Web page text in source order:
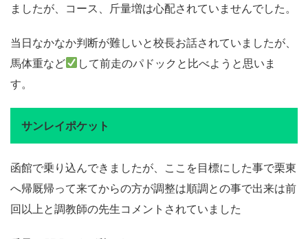
ましたが、コース、斤量増は心配されていませんでした。
当日なかなか判断が難しいと校長お話されていましたが、
馬体重など
して前走のパドックと比べようと思いま
す。
サンレイポケット
函館で乗り込んできましたが、ここを目標にした事で栗東
へ帰厩帰って来てからの方が調整は順調との事で出来は前
回以上と調教師の先生コメントされていました